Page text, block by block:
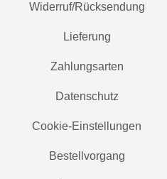
Widerruf/Rücksendung
Lieferung
Zahlungsarten
Datenschutz
Cookie-Einstellungen
Bestellvorgang